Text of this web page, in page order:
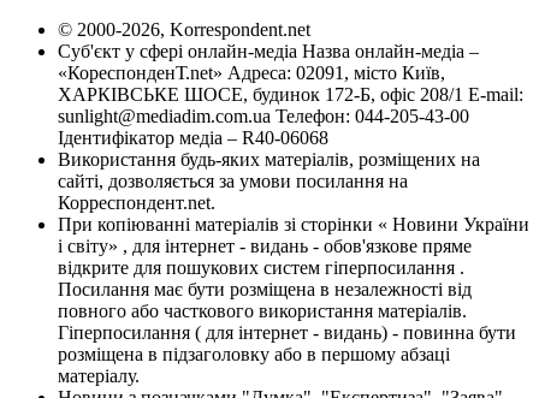
© 2000-2026, Korrespondent.net
Суб'єкт у сфері онлайн-медіа Назва онлайн-медіа –
«КореспонденТ.net» Адреса: 02091, місто Київ,
ХАРКІВСЬКЕ ШОСЕ, будинок 172-Б, офіс 208/1 E-mail:
sunlight@mediadim.com.ua Телефон: 044-205-43-00
Ідентифікатор медіа – R40-06068
Використання будь-яких матеріалів, розміщених на
сайті, дозволяється за умови посилання на
Корреспондент.net.
При копіюванні матеріалів зі сторінки « Новини України
і світу» , для інтернет - видань - обов'язкове пряме
відкрите для пошукових систем гіперпосилання .
Посилання має бути розміщена в незалежності від
повного або часткового використання матеріалів.
Гіперпосилання ( для інтернет - видань) - повинна бути
розміщена в підзаголовку або в першому абзаці
матеріалу.